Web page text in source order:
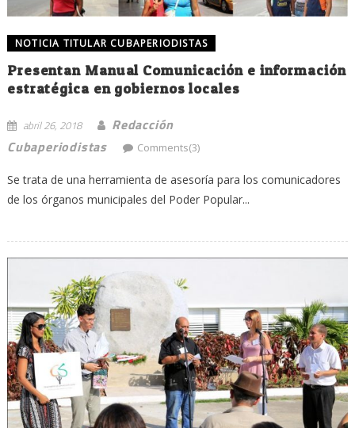
NOTICIA TITULAR CUBAPERIODISTAS
Presentan Manual Comunicación e información
estratégica en gobiernos locales
abril 26, 2018
Redacción
Cubaperiodistas
Comments(3)
Se trata de una herramienta de asesoría para los comunicadores
de los órganos municipales del Poder Popular...